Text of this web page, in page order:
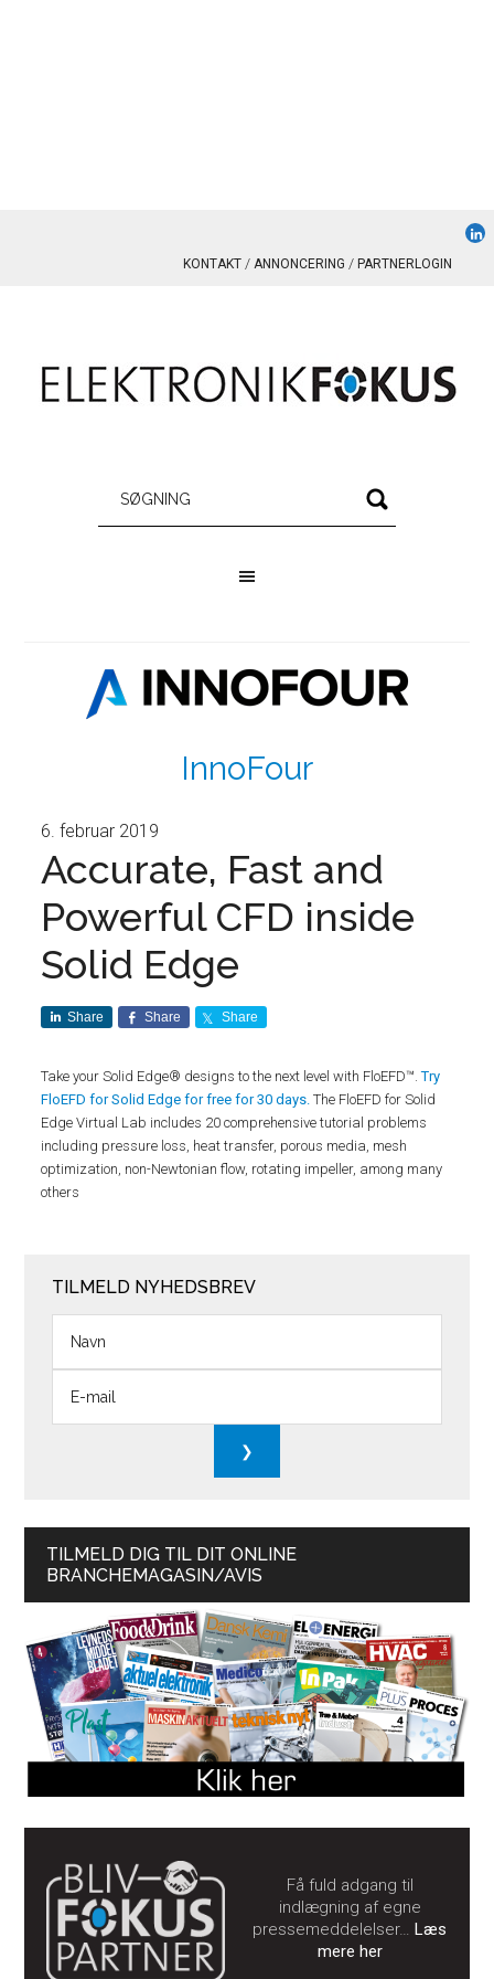
KONTAKT ANNONCERING PARTNERLOGIN
InnoFour
6. februar 2019
Accurate, Fast and
Powerful CFD inside
Solid Edge
Share Share Share
Take your Solid Edge® designs to the next level with FloEFD™.Try
FloEFD for Solid Edge for free for 30 days. The FloEFD for Solid
Edge Virtual Lab includes 20 comprehensive tutorial problems
including pressure loss, heat transfer, porous media, mesh
optimization, non-Newtonian flow, rotating impeller, among many
others
TILMELD NYHEDSBREV
TILMELD DIG TIL DIT ONLINE
BRANCHEMAGASIN/AVIS
Få fuld adgang til
indlægning af egne
pressemeddelelser…Læs
mere her